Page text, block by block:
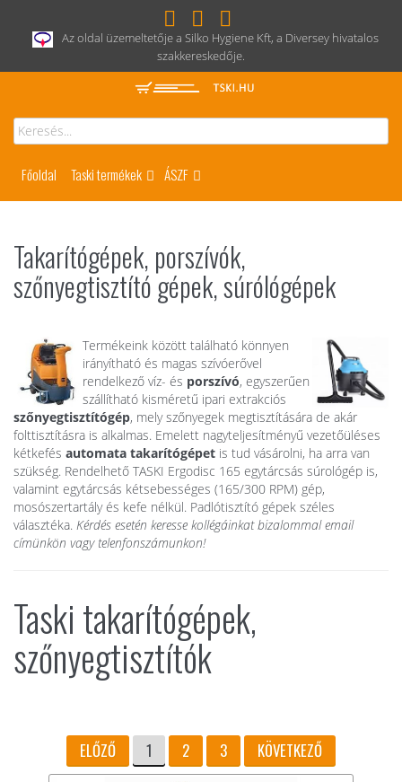
Az oldal üzemeltetője a Silko Hygiene Kft, a Diversey hivatalos
szakkereskedője.
Főoldal Taski termékek ÁSZF
Takarítógépek, porszívók,
szőnyegtisztító gépek, súrólógépek
Termékeink között található könnyen
irányítható és magas szívóerővel
rendelkező víz- és porszívó, egyszerűen
szállítható kisméretű ipari extrakciós
szőnyegtisztítógép, mely szőnyegek megtisztítására de akár
folttisztításra is alkalmas. Emelett nagyteljesítményű vezetőüléses
kétkefés automata takarítógépet is tud vásárolni, ha arra van
szükség. Rendelhető TASKI Ergodisc 165 egytárcsás súrológép is,
valamint egytárcsás kétsebességes (165/300 RPM) gép,
mosószertartály és kefe nélkül. Padlótisztító gépek széles
választéka. Kérdés esetén keresse kollégáinkat bizalommal email
címünkön vagy telenfonszámunkon!
Taski takarítógépek,
szőnyegtisztítók
ELŐZŐ 1 2 3 KÖVETKEZŐ